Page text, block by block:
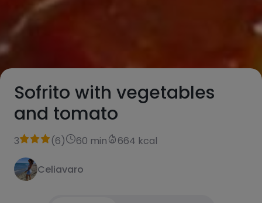
Sofrito with vegetables
and tomato
3 (6) 60 min 664 kcal
Celiavaro